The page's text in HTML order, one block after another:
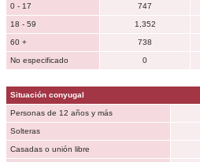
0 - 17 747
18 - 59 1,352
60 + 738
No especificado 0
Situación conyugal
Personas de 12 años y más
Solteras
Casadas o unión libre